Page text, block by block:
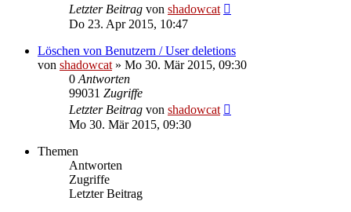
Letzter Beitrag von shadowcat
Do 23. Apr 2015, 10:47
Löschen von Benutzern / User deletions
von shadowcat » Mo 30. Mär 2015, 09:30
0 Antworten
99031 Zugriffe
Letzter Beitrag von shadowcat
Mo 30. Mär 2015, 09:30
Themen
Antworten
Zugriffe
Letzter Beitrag